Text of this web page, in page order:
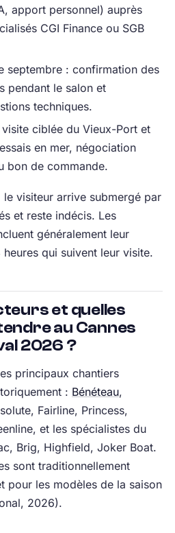
apport personnel) auprès
CGI Finance ou SGB
septembre : confirmation des
pendant le salon et
techniques.
ciblée du Vieux-Port et
en mer, négociation
bon de commande.
visiteur arrive submergé par
et reste indécis. Les
généralement leur
qui suivent leur visite.
et quelles
au Cannes
2026 ?
principaux chantiers
: Bénéteau,
Fairline, Princess,
et les spécialistes du
Brig, Highfield, Joker Boat.
sont traditionnellement
pour les modèles de la saison
2026).